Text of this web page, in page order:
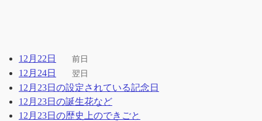
12月22日 前日
12月24日 翌日
12月23日の設定されている記念日
12月23日の誕生花など
12月23日の歴史上のできごと